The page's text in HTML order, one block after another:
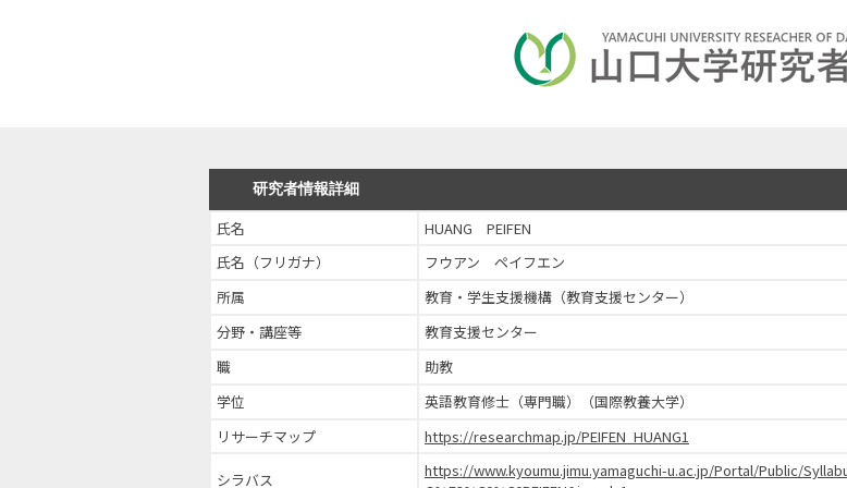
研究者情報詳細
氏名
HUANG PEIFEN
氏名（フリガナ）
フウアン ペイフエン
所属
教育・学生支援機構（教育支援センター）
分野・講座等
教育支援センター
職
助教
学位
英語教育修士（専門職）（国際教養大学）
リサーチマップ
https://researchmap.jp/PEIFEN_HUANG1
シラバス
https://www.kyoumu.jimu.yamaguchi-u.ac.jp/Portal/Public/